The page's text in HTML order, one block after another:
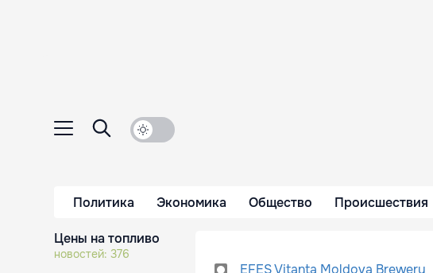
Политика Экономика Общество Происшествия
Цены на топливо
новостей: 376
EFES Vitanta Moldova Brewery